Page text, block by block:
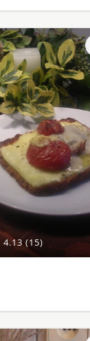
4.13 (15)